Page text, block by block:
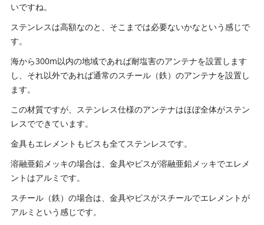
いですね。
ステンレスは高額なのと、そこまでは必要ないかなという感じで
す。
海から300m以内の地域であれば耐塩害のアンテナを設置します
し、それ以外であれば通常のスチール（鉄）のアンテナを設置し
ます。
この材質ですが、ステンレス仕様のアンテナはほぼ全体がステン
レスでできています。
金具もエレメントもビスも全てステンレスです。
溶融亜鉛メッキの場合は、金具やビスが溶融亜鉛メッキでエレメ
ントはアルミです。
スチール（鉄）の場合は、金具やビスがスチールでエレメントが
アルミという感じです。